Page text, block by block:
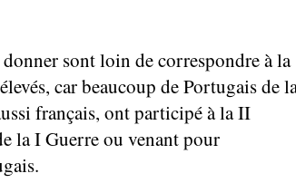
sont loin de correspondre à la
car beaucoup de Portugais de
français, ont participé à la II
la I Guerre ou venant pour